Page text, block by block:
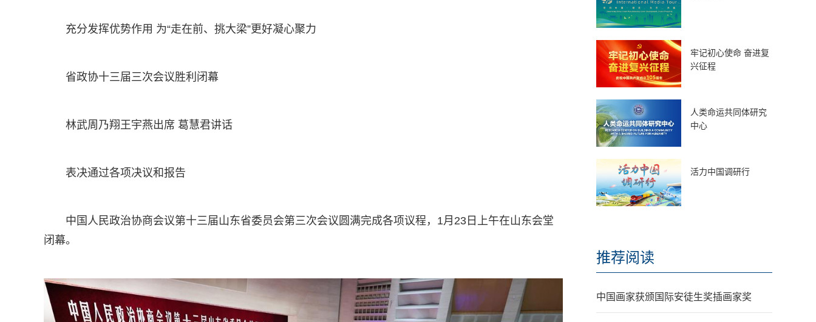
充分发挥优势作用 为“走在前、挑大梁”更好凝心聚力
省政协十三届三次会议胜利闭幕
林武周乃翔王宇燕出席 葛慧君讲话
表决通过各项决议和报告
中国人民政治协商会议第十三届山东省委员会第三次会议圆满完成各项议程，1月23日上午在山东会堂
闭幕。
牢记初心使命 奋进复
兴征程
人类命运共同体研究
中心
活力中国调研行
推荐阅读
中国画家获颁国际安徒生奖插画家奖